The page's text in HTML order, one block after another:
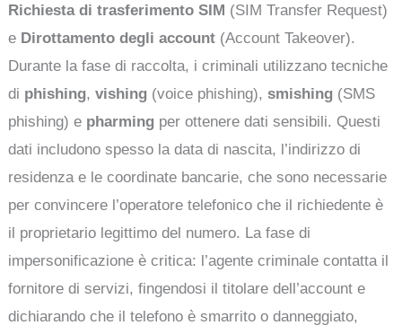
Richiesta di trasferimento SIM (SIM Transfer Request)
e Dirottamento degli account (Account Takeover).
Durante la fase di raccolta, i criminali utilizzano tecniche
di phishing,vishing (voice phishing),smishing (SMS
phishing) e pharming per ottenere dati sensibili. Questi
dati includono spesso la data di nascita, l’indirizzo di
residenza e le coordinate bancarie, che sono necessarie
per convincere l’operatore telefonico che il richiedente è
il proprietario legittimo del numero. La fase di
impersonificazione è critica: l’agente criminale contatta il
fornitore di servizi, fingendosi il titolare dell’account e
dichiarando che il telefono è smarrito o danneggiato,